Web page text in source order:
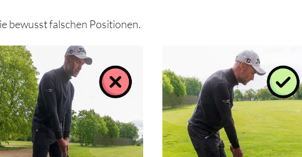
bewusst falschen Positionen.